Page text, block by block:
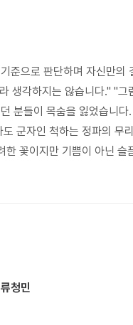
준으로 판단하며 자신만의
생각하지는 않습니다." "
분들이 목숨을 잃었습니
군자인 척하는 정파의 무
한 꽃이지만 기쁨이 아닌 슬
류청민